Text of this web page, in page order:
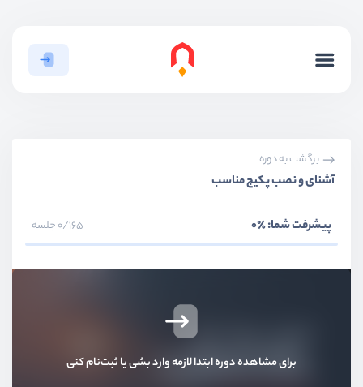
برگشت به دوره
آشنای و نصب پکیج مناسب
پیشرفت شما:٪0 0/165 جلسه
برای مشاهده دوره ابتدا لازمه وارد بشی یا ثبت‌نام کنی
بخش هفتم
بخش نهم سیستم اجازه دسترسی
بخش یازدهم
آپلود فایل و تصاویر